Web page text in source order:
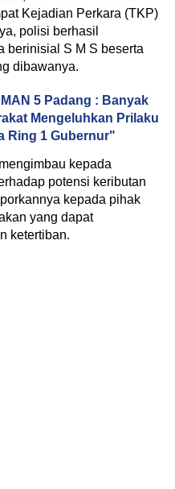
Kejadian Perkara (TKP)
polisi berhasil
berinisial S M S beserta
dibawanya.
5 Padang : Banyak
Mengeluhkan Prilaku
Ring 1 Gubernur"
kepada
potensi keributan
kepada pihak
yang dapat
ketertiban.